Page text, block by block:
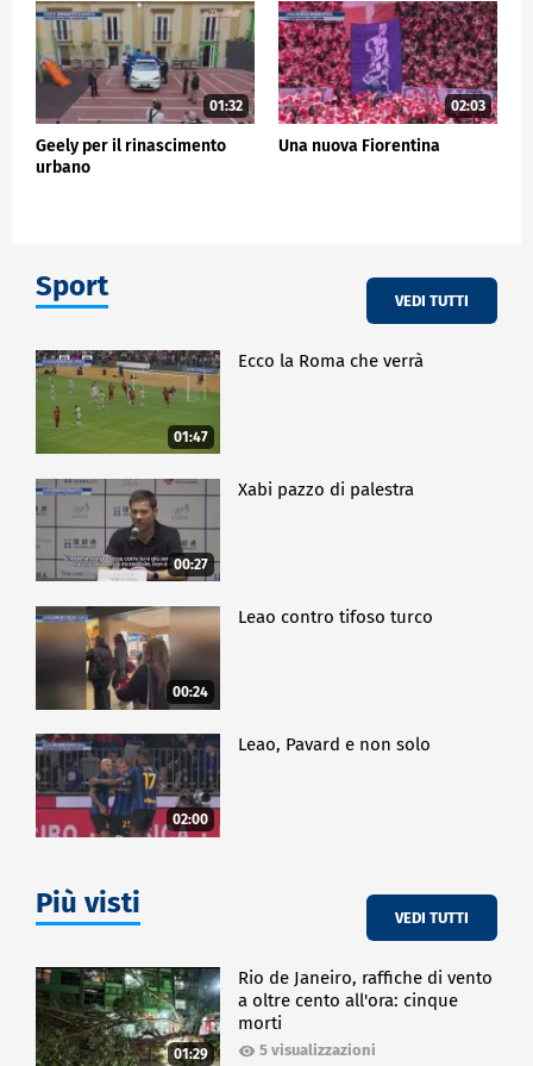
01:32
Geely per il rinascimento
urbano
02:03
Una nuova Fiorentina
Sport VEDI TUTTI
01:47
Ecco la Roma che verrà
00:27
Xabi pazzo di palestra
00:24
Leao contro tifoso turco
02:00
Leao, Pavard e non solo
Più visti VEDI TUTTI
01:29
Rio de Janeiro, raffiche di vento
a oltre cento all'ora: cinque
morti
5 visualizzazioni